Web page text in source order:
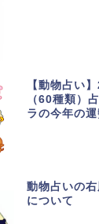
【動物占い
（60種類）
ラの今年の運
動物占いの
について